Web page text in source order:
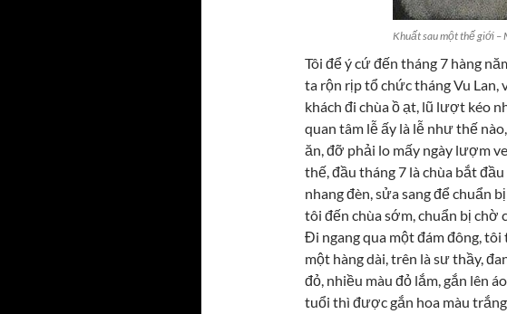
Khuất sau một thế giới –
Tôi để ý cứ đến tháng 7 hàng
ta rộn rịp tổ chức tháng Vu Lan,
khách đi chùa ồ ạt, lũ lượt kéo
quan tâm lễ ấy là lễ như thế
ăn, đỡ phải lo mấy ngày lượm
thế, đầu tháng 7 là chùa bắt
nhang đèn, sửa sang để chuẩn
tôi đến chùa sớm, chuẩn bị chờ
Đi ngang qua một đám đông,
một hàng dài, trên là sư thầy,
đỏ, nhiều màu đỏ lắm, gắn lên
tuổi thì được gắn hoa màu